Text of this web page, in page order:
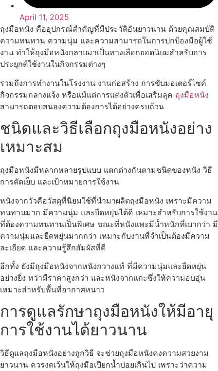
April 11, 2025
ถุงมือหนัง คืออุปกรณ์สำคัญที่มีประวัติอันยาวนาน ด้วยคุณสมบัติ
ความทนทาน ความนุ่ม และความสามารถในการปกป้องมือผู้ใช้
งาน ทำให้ถุงมือหนังกลายมาเป็นทางเลือกยอดนิยมสำหรับการ
ประยุกต์ใช้งานในกิจกรรมต่างๆ
รวมถึงการทำงานในโรงงาน งานก่อสร้าง การขับมอเตอร์ไซค์
กิจกรรมกลางแจ้ง หรือแม้แต่การแต่งตัวเพื่อเสริมลุค ถุงมือหนัง
สามารถตอบสนองความต้องการได้อย่างครบถ้วน
ชนิดและวิธีเลือกถุงมือหนังอย่าง
เหมาะสม
ถุงมือหนังมีหลากหลายรูปแบบ แตกต่างกันตามชนิดของหนัง วิธี
การตัดเย็บ และเป้าหมายการใช้งาน
หนังจากวัวคือวัสดุที่นิยมใช้ที่นำมาผลิตถุงมือหนัง เพราะมีความ
ทนทานมาก มีความนุ่ม และยืดหยุ่นได้ดี เหมาะสำหรับการใช้งาน
ที่ต้องความทนทานเป็นพิเศษ ขณะที่หนังแพะมีน้ำหนักที่เบากว่า มี
ความนุ่มและยืดหยุ่นมากกว่า เหมาะกับงานที่จำเป็นต้องมีความ
ละเอียด และความรู้สึกสัมผัสที่ดี
อีกทั้ง ยังมีถุงมือหนังจากหนังกวางแท้ ที่มีความนุ่มและยืดหยุ่น
อย่างยิ่ง ทว่ามีราคาสูงกว่า และหนังจากแกะซึ่งให้ความอบอุ่น
เหมาะสำหรับพื้นที่อากาศหนาว
การดูแลรักษาถุงมือหนังให้มีอายุ
การใช้งานได้ยาวนาน
วิธีดูแลถุงมือหนังอย่างถูกวิธี จะช่วยถุงมือหนังคงความสวยงาม
ยาวนาน ควรงดเว้นให้ถุงมือเปียกน้ำบ่อยเกินไป เพราะว่าความ